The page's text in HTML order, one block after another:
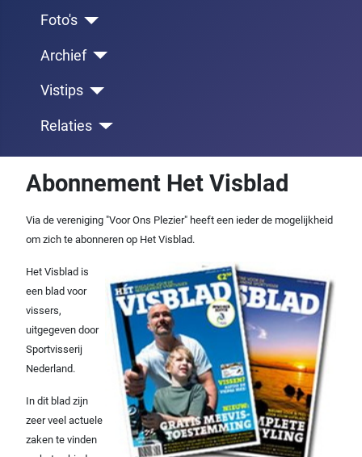
Foto's
Archief
Vistips
Relaties
Abonnement Het Visblad
Via de vereniging "Voor Ons Plezier" heeft een ieder de mogelijkheid
om zich te abonneren op Het Visblad.
Het Visblad is
een blad voor
vissers,
uitgegeven door
Sportvisserij
Nederland.
In dit blad zijn
zeer veel actuele
zaken te vinden